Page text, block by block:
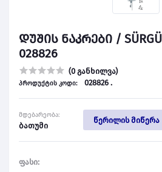
დუშის ნაკრები /
028826
(0 განხილვა)
პროდუქტის კოდი: 028826 .
მდებარეობა:
ბათუმი
წერილის მიწერა
ფასი: